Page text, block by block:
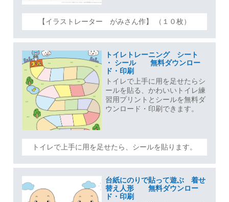
【イラストレーター がみさん作】 （１０枚）
トイレトレーニング シート
・ シール 無料ダウンロー
ド・印刷
トイレで上手に用を足せたらシ
ールを貼る、かわいいトイレ練
習用プリントとシールを無料ダ
ウンロード・印刷できます。
トイレで上手に用を足せたら、シールを貼ります。
台紙にのりで貼って遊ぶ 着せ
替え人形 無料ダウンロー
ド・印刷